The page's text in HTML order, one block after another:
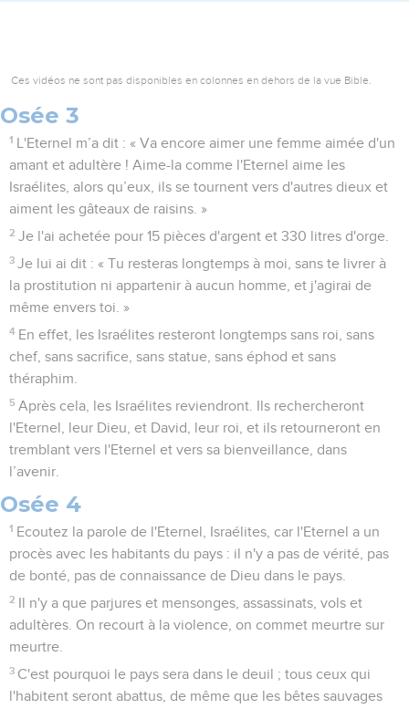
Ces vidéos ne sont pas disponibles en colonnes en dehors de la vue Bible.
Osée 3
1 L'Eternel m’a dit : « Va encore aimer une femme aimée d'un
amant et adultère ! Aime-la comme l'Eternel aime les
Israélites, alors qu’eux, ils se tournent vers d'autres dieux et
aiment les gâteaux de raisins. »
2 Je l'ai achetée pour 15 pièces d'argent et 330 litres d'orge.
3 Je lui ai dit : « Tu resteras longtemps à moi, sans te livrer à
la prostitution ni appartenir à aucun homme, et j'agirai de
même envers toi. »
4 En effet, les Israélites resteront longtemps sans roi, sans
chef, sans sacrifice, sans statue, sans éphod et sans
théraphim.
5 Après cela, les Israélites reviendront. Ils rechercheront
l'Eternel, leur Dieu, et David, leur roi, et ils retourneront en
tremblant vers l'Eternel et vers sa bienveillance, dans
l’avenir.
Osée 4
1 Ecoutez la parole de l'Eternel, Israélites, car l'Eternel a un
procès avec les habitants du pays : il n'y a pas de vérité, pas
de bonté, pas de connaissance de Dieu dans le pays.
2 Il n'y a que parjures et mensonges, assassinats, vols et
adultères. On recourt à la violence, on commet meurtre sur
meurtre.
3 C'est pourquoi le pays sera dans le deuil ; tous ceux qui
l'habitent seront abattus, de même que les bêtes sauvages